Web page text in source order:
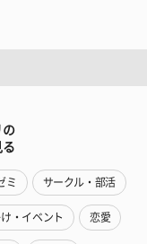
の
る
ミ サークル・部活
・イベント 恋愛